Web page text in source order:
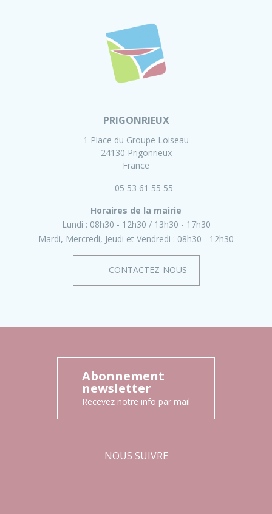
PRIGONRIEUX
1 Place du Groupe Loiseau
24130 Prigonrieux
France
05 53 61 55 55
Horaires de la mairie
Lundi : 08h30 - 12h30
13h30 - 17h30
Mardi, Mercredi, Jeudi et Vendredi : 08h30 - 12h30
CONTACTEZ-NOUS
Abonnement
newsletter
Recevez notre info par mail
NOUS SUIVRE